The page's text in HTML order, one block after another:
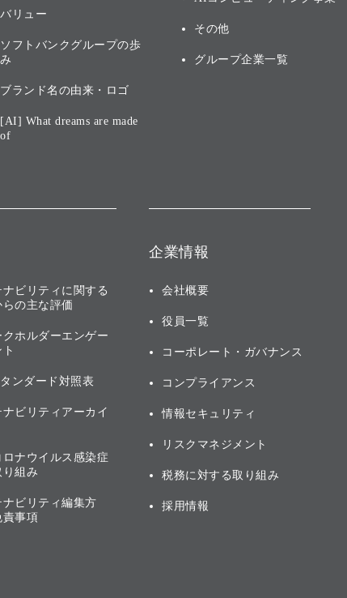
バリュー
ソフトバンクグループの歩
み
ブランド名の由来・ロゴ
[AI] What dreams are made
of
その他
グループ企業一覧
ビリティに関する
の主な評価
クホルダーエンゲー
ンダード対照表
ビリティアーカイ
ロナウイルス感染症
組み
ナビリティ編集方
事項
企業情報
会社概要
役員一覧
コーポレート・ガバナンス
コンプライアンス
情報セキュリティ
リスクマネジメント
税務に対する取り組み
採用情報